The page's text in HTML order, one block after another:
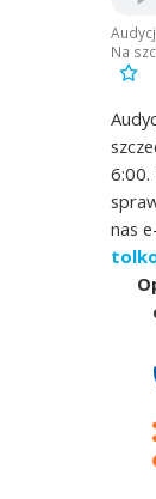
Na
6:00.
nas